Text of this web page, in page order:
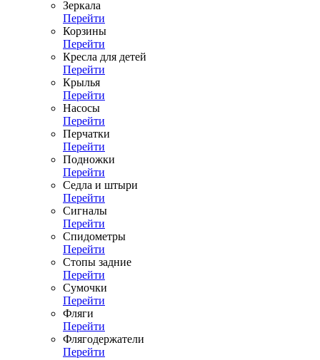
Зеркала
Перейти
Корзины
Перейти
Кресла для детей
Перейти
Крылья
Перейти
Насосы
Перейти
Перчатки
Перейти
Подножки
Перейти
Седла и штыри
Перейти
Сигналы
Перейти
Спидометры
Перейти
Стопы задние
Перейти
Сумочки
Перейти
Фляги
Перейти
Флягодержатели
Перейти